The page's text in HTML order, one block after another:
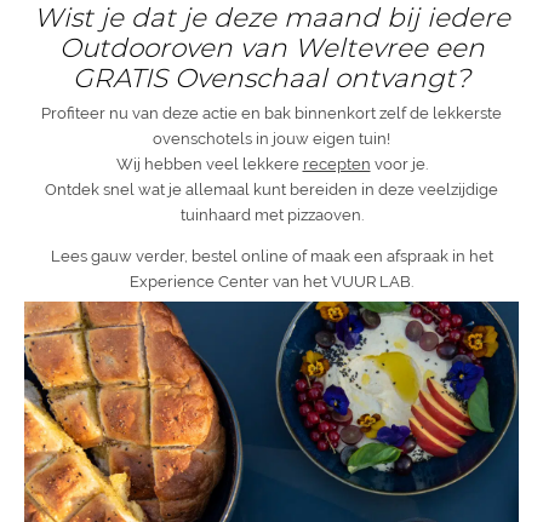
Wist je dat je deze maand bij iedere
Outdooroven van Weltevree een
GRATIS Ovenschaal ontvangt?
Profiteer nu van deze actie en bak binnenkort zelf de lekkerste
ovenschotels in jouw eigen tuin!
Wij hebben veel lekkere recepten voor je.
Ontdek snel wat je allemaal kunt bereiden in deze veelzijdige
tuinhaard met pizzaoven.
Lees gauw verder, bestel online of maak een afspraak in het
Experience Center van het VUUR LAB.